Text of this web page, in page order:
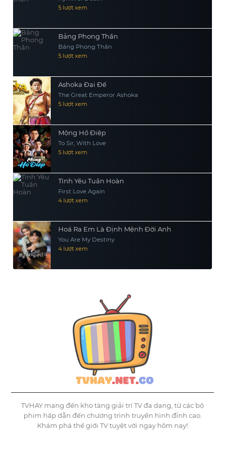
5 lượt xem
Bảng Phong Thần
Bảng Phong Thần
5 lượt xem
Ashoka Đại Đế
The Great Emperor Ashoka
5 lượt xem
Mộng Hồ Điệp
To Sir, With Love
5 lượt xem
Tình Yêu Tuần Hoàn
First Love Again
4 lượt xem
Hoá Ra Em Là Định Mệnh Đời Anh
You Are My Destiny
4 lượt xem
TVHAY mang đến kho tàng giải trí TV đa dạng, từ các bộ
phim hấp dẫn đến chương trình truyền hình đỉnh cao.
Khám phá thế giới TV tuyệt vời ngay hôm nay!